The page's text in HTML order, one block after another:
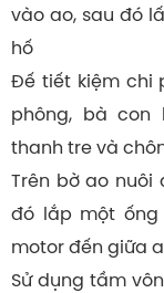
vào ao, sau đó
hố
Đế tiết kiệm chi
phông, bà
thanh tre và
Trên bờ ao nuôi
đó lắp một ống
motor đến giữa
Sử dụng tầm